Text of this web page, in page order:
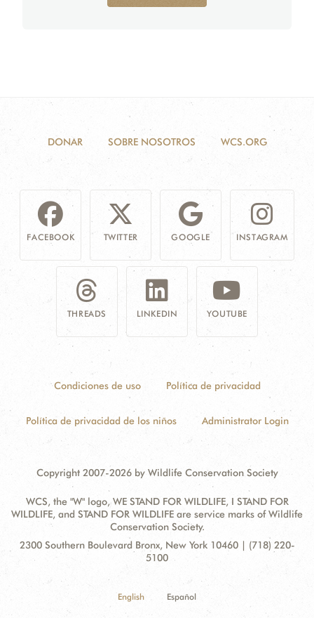
DONAR SOBRE NOSOTROS WCS.ORG
FACEBOOK TWITTER GOOGLE INSTAGRAM
THREADS LINKEDIN YOUTUBE
Condiciones de uso Política de privacidad
Política de privacidad de los niños Administrator Login
Copyright 2007-2026 by Wildlife Conservation Society
WCS, the "W" logo, WE STAND FOR WILDLIFE, I STAND FOR
WILDLIFE, and STAND FOR WILDLIFE are service marks of Wildlife
Conservation Society.
Contact
Information
Address:
2300 Southern Boulevard Bronx, New York 10460 | (718) 220-
5100
English Español